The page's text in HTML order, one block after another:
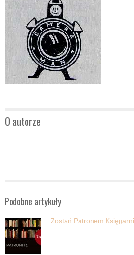
O autorze
Podobne artykuły
Zostań Patronem